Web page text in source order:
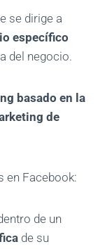
se dirige a
específico
del negocio.
basado en la
de
en Facebook:
de un
de su